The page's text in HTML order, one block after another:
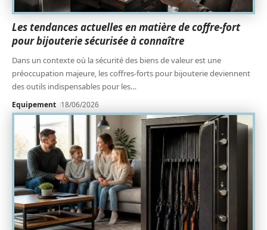
Les tendances actuelles en matière de coffre-fort
pour bijouterie sécurisée à connaître
Dans un contexte où la sécurité des biens de valeur est une
préoccupation majeure, les coffres-forts pour bijouterie deviennent
des outils indispensables pour les…
Equipement 18/06/2026